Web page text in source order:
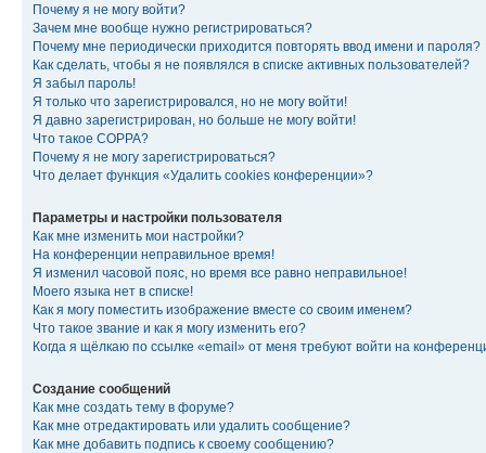
Почему я не могу войти?
Зачем мне вообще нужно регистрироваться?
Почему мне периодически приходится повторять ввод имени и пароля?
Как сделать, чтобы я не появлялся в списке активных пользователей?
Я забыл пароль!
Я только что зарегистрировался, но не могу войти!
Я давно зарегистрирован, но больше не могу войти!
Что такое COPPA?
Почему я не могу зарегистрироваться?
Что делает функция «Удалить cookies конференции»?
Параметры и настройки пользователя
Как мне изменить мои настройки?
На конференции неправильное время!
Я изменил часовой пояс, но время все равно неправильное!
Моего языка нет в списке!
Как я могу поместить изображение вместе со своим именем?
Что такое звание и как я могу изменить его?
Когда я щёлкаю по ссылке «email» от меня требуют войти на
Создание сообщений
Как мне создать тему в форуме?
Как мне отредактировать или удалить сообщение?
Как мне добавить подпись к своему сообщению?